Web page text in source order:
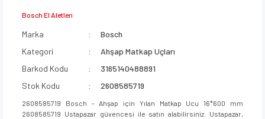
Bosch El Aletleri
Marka
Bosch
Kategori
Ahşap Matkap Uçları
Barkod Kodu
3165140488891
Stok Kodu
2608585719
2608585719 Bosch - Ahşap için Yılan Matkap Ucu 16*600 mm
2608585719 Ustapazar güvencesi ile satın alabilirsiniz. Ustapazar,